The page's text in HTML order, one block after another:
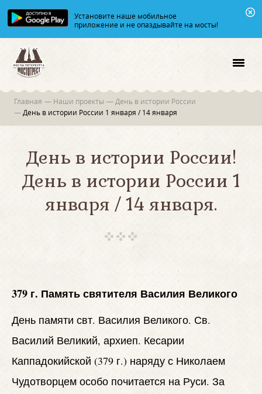
Установите наше мобильное
приложение и не опаздывайте на мосты!
Главная — Наши проекты — День в истории России
— День в истории России 1 января / 14 января
День в истории России!
День в истории России 1
января / 14 января.
379 г. Память святителя Василия Великого
День памяти свт. Василия Великого. Св.
Василий Великий, архиеп. Кесарии
Каппадокийской (379 г.) наряду с Николаем
Чудотворцем особо почитается на Руси. За